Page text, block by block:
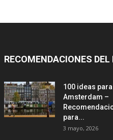
RECOMENDACIONES DEL
100 ideas
Amsterdam –
para...
3 mayo, 2026